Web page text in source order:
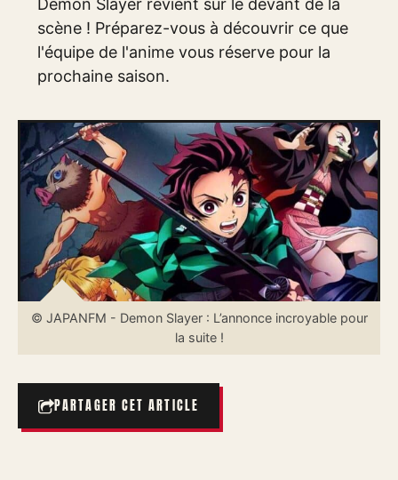
Demon Slayer revient sur le devant de la
scène ! Préparez-vous à découvrir ce que
l'équipe de l'anime vous réserve pour la
prochaine saison.
© JAPANFM - Demon Slayer : L’annonce incroyable pour
la suite !
PARTAGER CET ARTICLE